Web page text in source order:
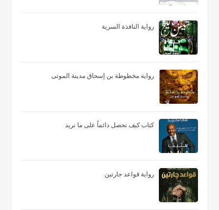
رواية النافذة السرية
رواية مخطوطة بن إسحاق مدينة الموتى
كتاب كيف نحصل دائماً على ما نريد
رواية قواعد جارتين